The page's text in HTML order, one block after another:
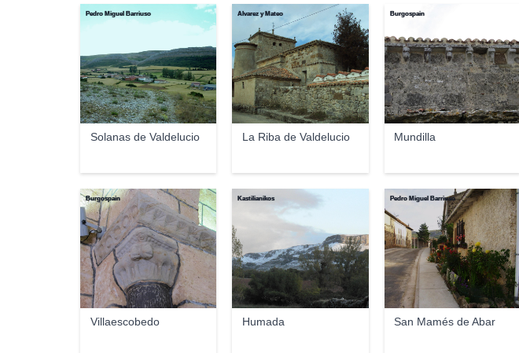
Solanas de Valdelucio
Pedro Miguel Barriuso
La Riba de Valdelucio
Alvarez y Mateo
Mundilla
Burgospain
Villaescobedo
Burgospain
Humada
Kastilianikos
San Mamés de Abar
Pedro Miguel Barriuso